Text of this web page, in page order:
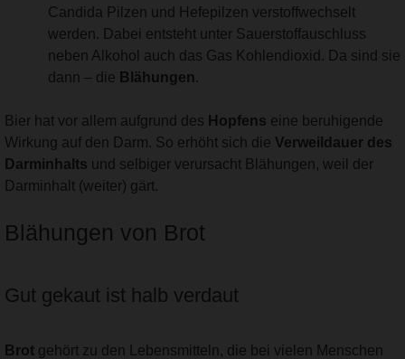
Candida Pilzen und Hefepilzen verstoffwechselt
werden. Dabei entsteht unter Sauerstoffauschluss
neben Alkohol auch das Gas Kohlendioxid. Da sind sie
dann – die Blähungen .
Bier hat vor allem aufgrund des Hopfens eine beruhigende
Wirkung auf den Darm. So erhöht sich die Verweildauer des
Darminhalts und selbiger verursacht Blähungen, weil der
Darminhalt (weiter) gärt.
Blähungen von Brot
Gut gekaut ist halb verdaut
Brot gehört zu den Lebensmitteln, die bei vielen Menschen